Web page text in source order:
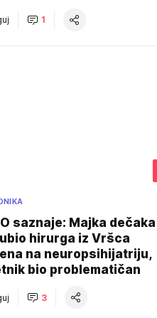
1
saznaje: Majka dečaka
hirurga iz Vršca
na neuropsihijatriju,
bio problematičan
3